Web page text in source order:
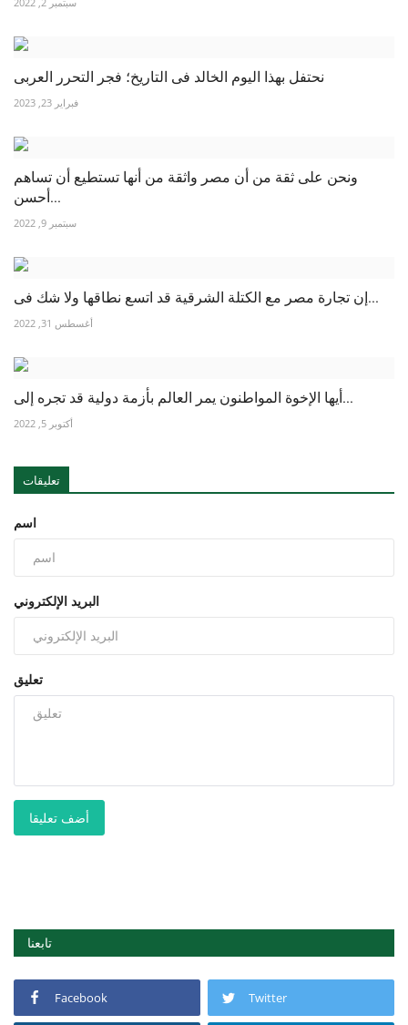
نحتفل بهذا اليوم الخالد فى التاريخ؛ فجر التحرر العربى
فبراير 23, 2023
ونحن على ثقة من أن مصر واثقة من أنها تستطيع أن تساهم
أحسن...
سبتمبر 9, 2022
إن تجارة مصر مع الكتلة الشرقية قد اتسع نطاقها ولا شك فى...
أغسطس 31, 2022
أيها الإخوة المواطنون يمر العالم بأزمة دولية قد تجره إلى...
أكتوبر 5, 2022
تعليقات
اسم
البريد الإلكتروني
تعليق
أضف تعليقا
تابعنا
Facebook Twitter